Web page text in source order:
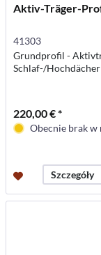
Aktiv-Träger-
41303
Grundprofil -
Schlaf-/Hochdächer
220,00 € *
Obecnie brak w
Szczegóły